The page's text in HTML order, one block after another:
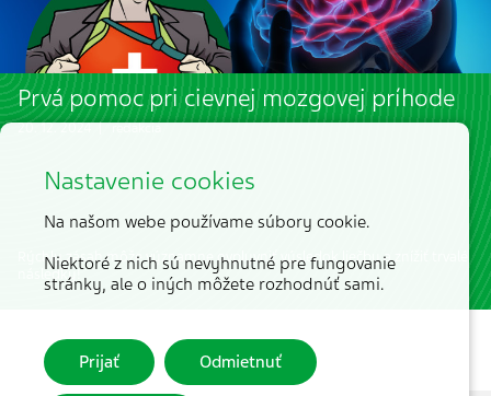
Prvá pomoc pri cievnej mozgovej príhode
20. 12. 2024 | redakcia
Rýchly zásah môže významne ovplyvniť výsledok liečby a znížiť trvalé
následky!
Nastavenie cookies
Na našom webe používame súbory cookie.
Niektoré z nich sú nevyhnutné pre fungovanie
stránky, ale o iných môžete rozhodnúť sami.
Prijať Odmietnuť